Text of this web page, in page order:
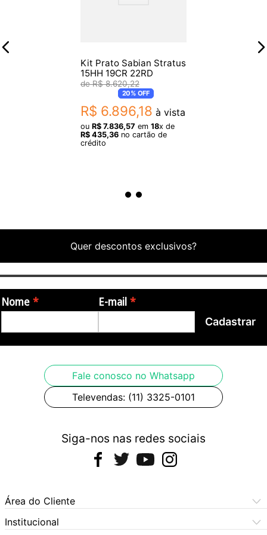
- Ataque: Controlado
- Decay: Médio
Garantia: 3 meses de garantia pelo fabricante.
Origem: Turquia
Imagens meramente ilustrativas, podendo haver variação de cor
Kit Prato Sabian Stratus
15HH 19CR 22RD
R$ 8.620,22
20%OFF
R$ 6.896,18 à vista
ou R$ 7.836,57 em 18x de
R$ 435,36 no cartão de
crédito
Quer descontos exclusivos?
Nome E-mail
Cadastrar
Fale conosco no Whatsapp
Televendas: (11) 3325-0101
Siga-nos nas redes sociais
Área do Cliente
Meus Pedidos
Institucional